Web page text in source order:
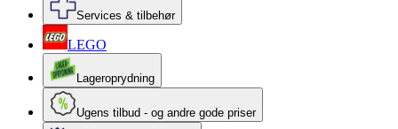
Services & tilbehør
LEGO
Lageroprydning
Ugens tilbud - og andre gode priser